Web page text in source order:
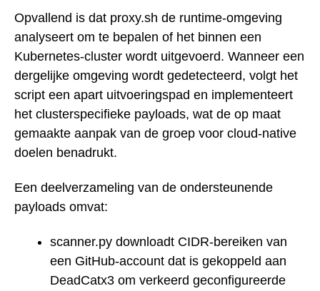
Opvallend is dat proxy.sh de runtime-omgeving
analyseert om te bepalen of het binnen een
Kubernetes-cluster wordt uitgevoerd. Wanneer een
dergelijke omgeving wordt gedetecteerd, volgt het
script een apart uitvoeringspad en implementeert
het clusterspecifieke payloads, wat de op maat
gemaakte aanpak van de groep voor cloud-native
doelen benadrukt.
Een deelverzameling van de ondersteunende
payloads omvat:
scanner.py downloadt CIDR-bereiken van
een GitHub-account dat is gekoppeld aan
DeadCatx3 om verkeerd geconfigureerde